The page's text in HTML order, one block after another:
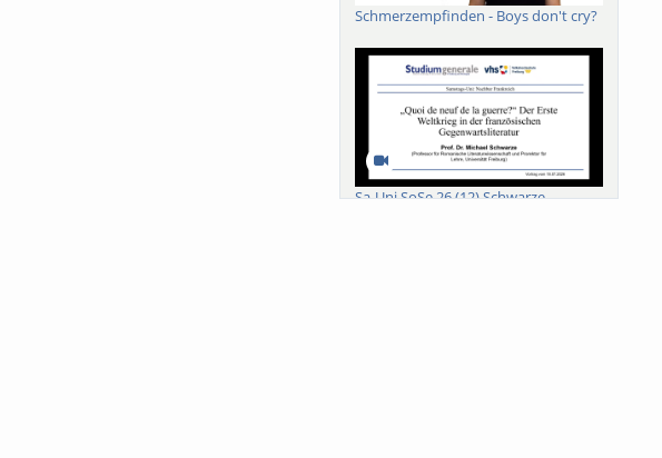
Schmerzempfinden - Boys don't cry?
Sa-Uni SoSe 26 (12) Schwarze